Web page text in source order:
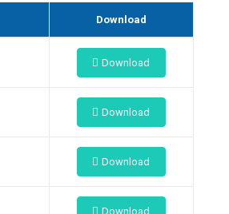
Download
Download
Download
Download
Download